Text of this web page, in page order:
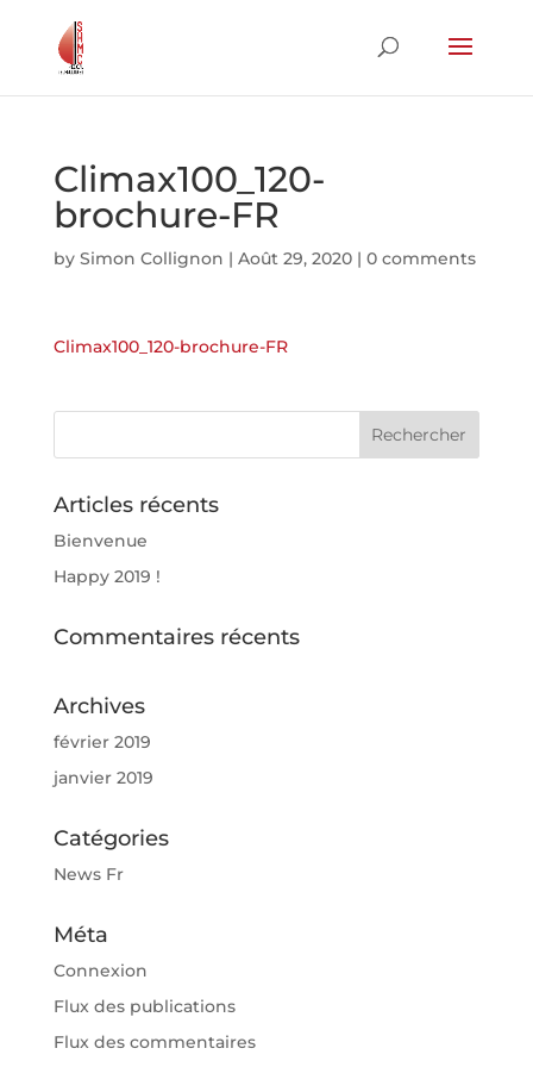
Climax100_120-
brochure-FR
by Simon Collignon | Août 29, 2020| 0 comments
Climax100_120-brochure-FR
Articles récents
Bienvenue
Happy 2019 !
Commentaires récents
Archives
février 2019
janvier 2019
Catégories
News Fr
Méta
Connexion
Flux des publications
Flux des commentaires